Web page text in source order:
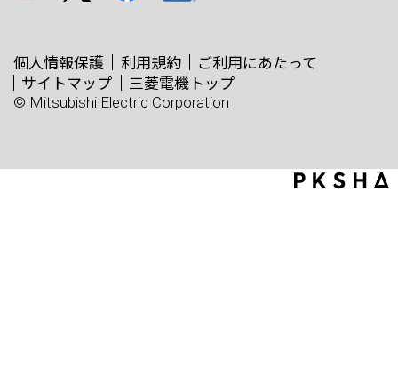
個人情報保護 利用規約
ご利用にあたって
サイトマップ
三菱電機トップ
© Mitsubishi Electric Corporation